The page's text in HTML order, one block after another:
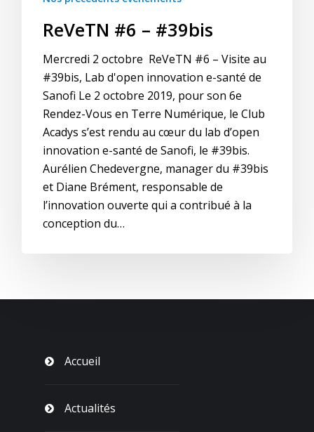
ReVeTN #6 – #39bis
Mercredi 2 octobre ReVeTN #6 – Visite au
#39bis, Lab d'open innovation e-santé de
Sanofi Le 2 octobre 2019, pour son 6e
Rendez-Vous en Terre Numérique, le Club
Acadys s’est rendu au cœur du lab d’open
innovation e-santé de Sanofi, le #39bis.
Aurélien Chedevergne, manager du #39bis
et Diane Brément, responsable de
l’innovation ouverte qui a contribué à la
conception du…
Accueil
Actualités